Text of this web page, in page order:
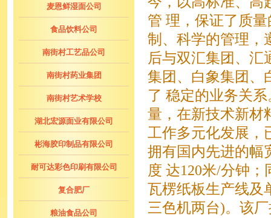
麦恩鲜湿面公司
食品饮料公司
南街村工艺品公司
南街村药业集团
南街村艺术学校
湖北宏源面业有限公司
彬海胶印制品有限公司
耐可达彩色印刷有限公司
复合肥厂
粮油食品公司
管 理，保证了质
制、科学的管理，
后与双汇集团、汇
集团、白象集团、
了 稳定的业务关
量，在新技术新材
工作多元化发展，
拥有国内先进的幅
度 达120米/分钟
瓦楞纸板生产线及
三色机两台)。该